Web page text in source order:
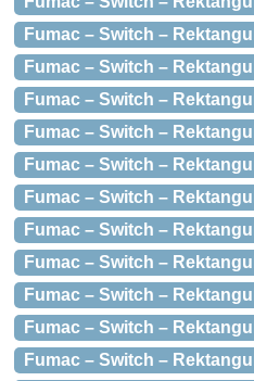
Fumac – Switch –
Fumac – Switch –
Fumac – Switch –
Fumac – Switch –
Fumac – Switch –
Fumac – Switch –
Fumac – Switch –
Fumac – Switch –
Fumac – Switch –
Fumac – Switch –
Fumac – Switch –